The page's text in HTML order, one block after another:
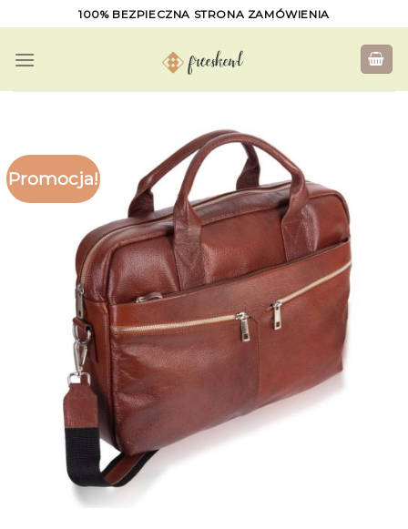
to
content
100% BEZPIECZNA STRONA ZAMÓWIENIA
Promocja!